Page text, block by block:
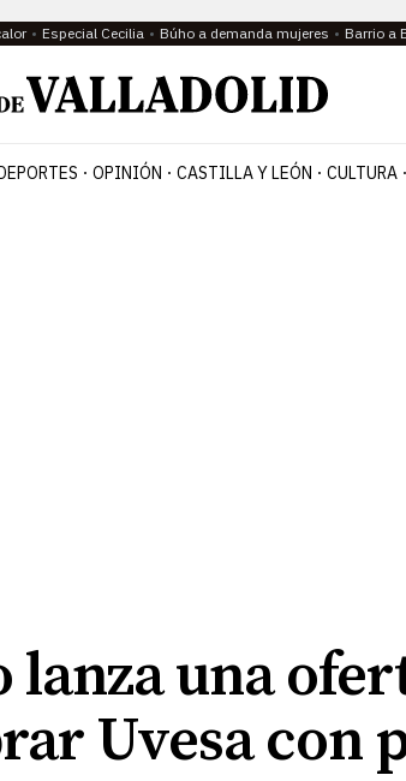
Especial Cecilia Búho a demanda mujeres Barrio a
OPINIÓN CASTILLA Y LEÓN CULTURA
una
Uvesa con